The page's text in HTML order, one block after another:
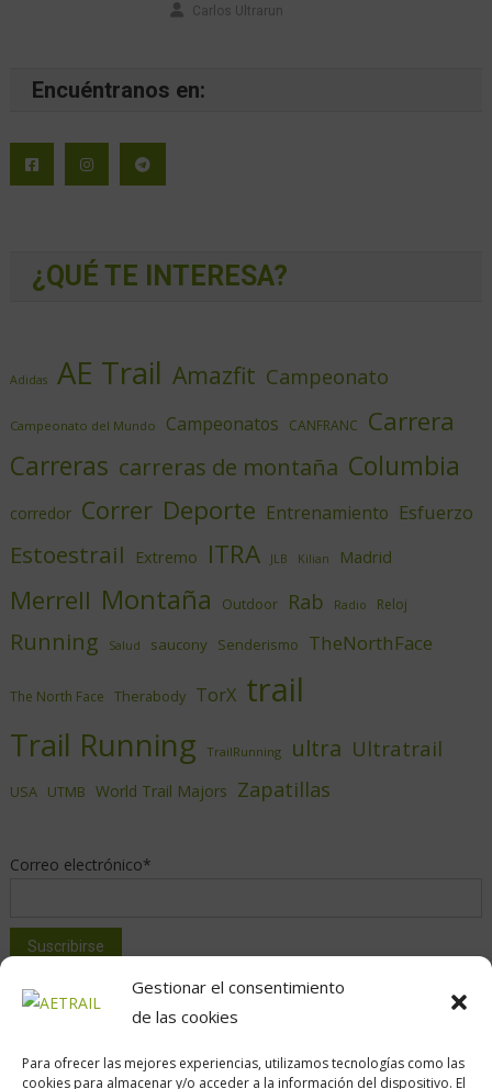
Gestionar el consentimiento
de las cookies
Para ofrecer las mejores experiencias, utilizamos tecnologías como las
cookies para almacenar y/o acceder a la información del dispositivo. El
Carlos Ultrarun
Encuéntranos en:
¿QUÉ TE INTERESA?
Adidas AE Trail Amazfit Campeonato
Campeonato del Mundo Campeonatos CANFRANC
Carrera
Carreras carreras de montaña Columbia
corredor Correr Deporte Entrenamiento Esfuerzo
Estoestrail Extremo ITRA JLB Kilian Madrid
Merrell Montaña Outdoor Rab Radio Reloj
Running Salud saucony Senderismo TheNorthFace
The North Face Therabody TorX trail
Trail Running TrailRunning ultra Ultratrail
USA UTMB World Trail Majors Zapatillas
Correo electrónico*